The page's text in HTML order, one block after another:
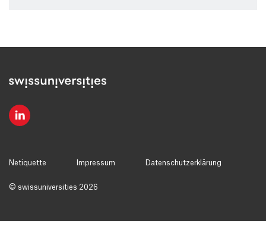
Netiquette Impressum Datenschutzerklärung
© swissuniversities 2026